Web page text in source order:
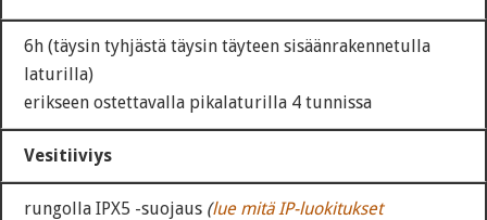
6h (täysin tyhjästä täysin täyteen sisäänrakennetulla
laturilla)
erikseen ostettavalla pikalaturilla 4 tunnissa
Vesitiiviys
rungolla IPX5 -suojaus (lue mitä IP-luokitukset